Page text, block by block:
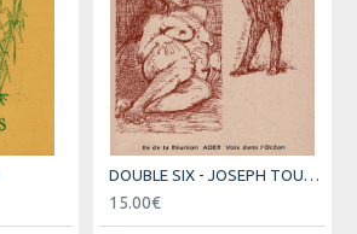
DOUBLE SIX - JOSEPH TOUSSAINT - 1992
15.00€